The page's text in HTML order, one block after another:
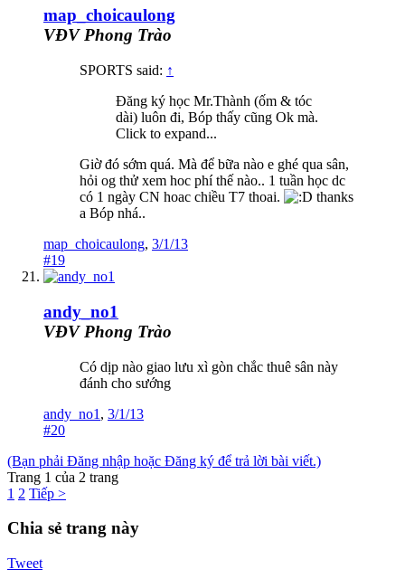
map_choicaulong
VĐV Phong Trào
SPORTS said: ↑
Đăng ký học Mr.Thành (ốm & tóc
dài) luôn đi, Bóp thấy cũng Ok mà.
Click to expand...
Giờ đó sớm quá. Mà để bữa nào e ghé qua sân,
hỏi og thử xem hoc phí thế nào.. 1 tuần học dc
có 1 ngày CN hoac chiều T7 thoai.
thanks
a Bóp nhá..
map_choicaulong, 3/1/13
#19
andy_no1
VĐV Phong Trào
Có dịp nào giao lưu xì gòn chắc thuê sân này
đánh cho sướng
andy_no1 , 3/1/13
#20
(Bạn phải Đăng nhập hoặc Đăng ký để trả lời bài viết.)
Trang 1 của 2 trang
1 2 Tiếp >
Chia sẻ trang này
Tweet